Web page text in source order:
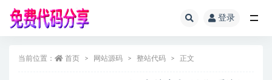
登录
当前位置： 首页 网站源码 整站代码 正文